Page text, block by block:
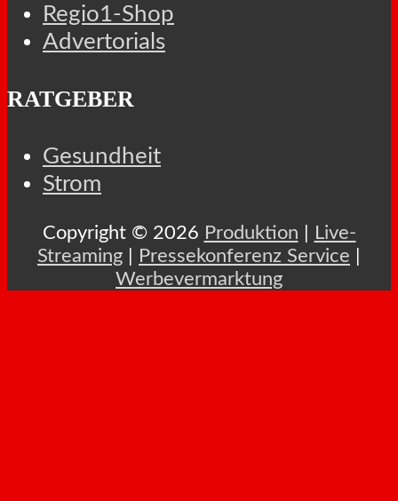
Regio1-Shop
Advertorials
RATGEBER
Gesundheit
Strom
Copyright © 2026 Produktion
Live-
Streaming
Pressekonferenz Service
Werbevermarktung